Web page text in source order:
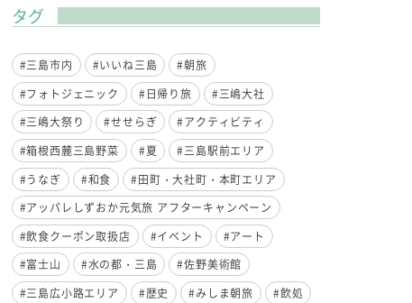
タグ
#三島市内 #いいね三島
#朝旅
#フォトジェニック
#日帰り旅
#三嶋大社
#三嶋大祭り
#せせらぎ
#アクティビティ
#箱根西麓三島野菜
#夏
#三島駅前エリア
#うなぎ
#和食
#田町・大社町・本町エリア
#アッパレしずおか元気旅 アフターキャンペーン
#飲食クーポン取扱店
#イベント
#アート
#富士山
#水の都・三島
#佐野美術館
#三島広小路エリア
#歴史 #みしま朝旅
#飲処